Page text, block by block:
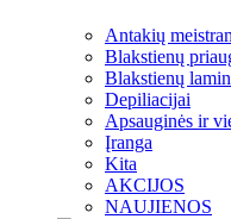
Antakių
Blakstienų
Blakstienų
Depiliacijai
Apsauginės ir
Įranga
Kita
AKCIJOS
NAUJIENOS